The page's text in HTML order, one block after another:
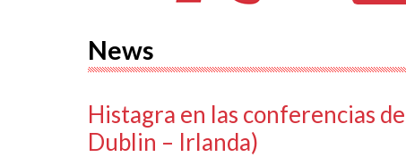
News
Histagra en las conferencias
Dublin – Irlanda)